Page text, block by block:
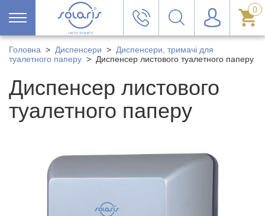
0
Головна > Диспенсери > Диспенсери, тримачі для
туалетного паперу > Диспенсер листового туалетного паперу
Диспенсер листового
туалетного паперу